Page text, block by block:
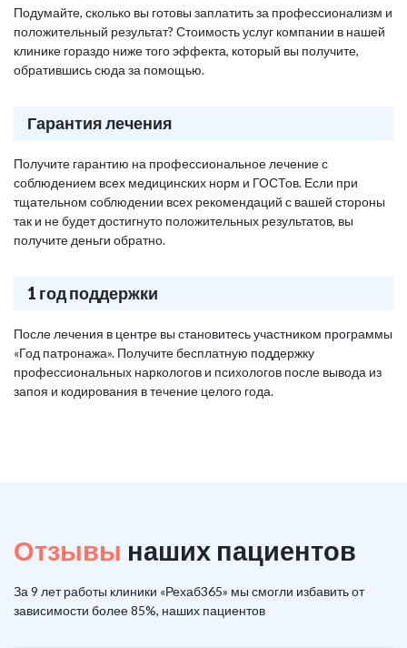
Подумайте, сколько вы готовы заплатить за профессионализм и
положительный результат? Стоимость услуг компании в нашей
клинике гораздо ниже того эффекта, который вы получите,
обратившись сюда за помощью.
Гарантия лечения
Получите гарантию на профессиональное лечение с
соблюдением всех медицинских норм и ГОСТов. Если при
тщательном соблюдении всех рекомендаций с вашей стороны
так и не будет достигнуто положительных результатов, вы
получите деньги обратно.
1 год поддержки
После лечения в центре вы становитесь участником программы
«Год патронажа». Получите бесплатную поддержку
профессиональных наркологов и психологов после вывода из
запоя и кодирования в течение целого года.
Отзывы наших пациентов
За 9 лет работы клиники «Рехаб365» мы смогли избавить от
зависимости более 85%, наших пациентов